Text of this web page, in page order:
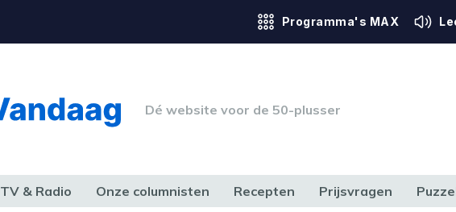
Programma's MAX
Dé website voor de 50-plusser
TV & Radio Onze columnisten Recepten Prijsvragen